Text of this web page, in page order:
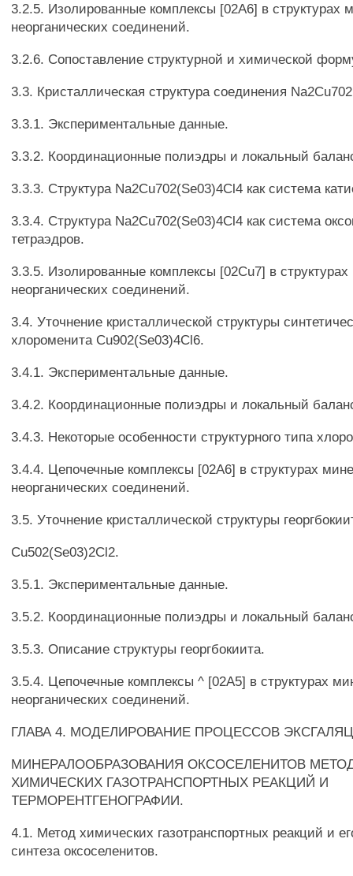
3.2.5. Изолированные комплексы [02А6] в структурах
неорганических соединений.
3.2.6. Сопоставление структурной и химической
3.3. Кристаллическая структура соединения
3.3.1. Экспериментальные данные.
3.3.2. Координационные полиэдры и локальный
3.3.3. Структура Na2Cu702(Se03)4Cl4 как система
3.3.4. Структура Na2Cu702(Se03)4Cl4 как система
тетраэдров.
3.3.5. Изолированные комплексы [02Cu7] в
неорганических соединений.
3.4. Уточнение кристаллической структуры
хлороменита Cu902(Se03)4Cl6.
3.4.1. Экспериментальные данные.
3.4.2. Координационные полиэдры и локальный
3.4.3. Некоторые особенности структурного типа
3.4.4. Цепочечные комплексы [02А6] в структурах
неорганических соединений.
3.5. Уточнение кристаллической структуры
Cu502(Se03)2Cl2.
3.5.1. Экспериментальные данные.
3.5.2. Координационные полиэдры и локальный
3.5.3. Описание структуры георгбокиита.
3.5.4. Цепочечные комплексы ^ [02А5] в структурах
неорганических соединений.
ГЛАВА 4. МОДЕЛИРОВАНИЕ ПРОЦЕССОВ
МИНЕРАЛООБРАЗОВАНИЯ ОКСОСЕЛЕНИТОВ
ХИМИЧЕСКИХ ГАЗОТРАНСПОРТНЫХ РЕАКЦИЙ И
ТЕРМОРЕНТГЕНОГРАФИИ.
4.1. Метод химических газотранспортных реакций и
синтеза оксоселенитов.